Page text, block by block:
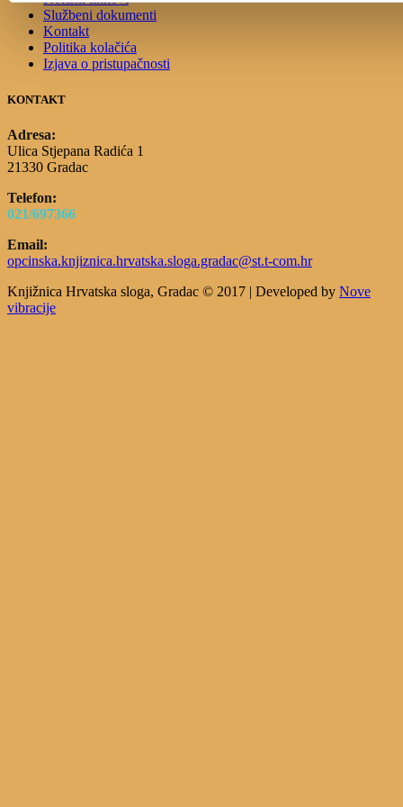
Službeni dokumenti
Kontakt
Politika kolačića
Izjava o pristupačnosti
KONTAKT
Adresa:
Ulica Stjepana Radića 1
21330 Gradac
Telefon:
021/697366
Email:
opcinska.knjiznica.hrvatska.sloga.gradac@st.t-com.hr
Knjižnica Hrvatska sloga, Gradac © 2017 | Developed by Nove
vibracije